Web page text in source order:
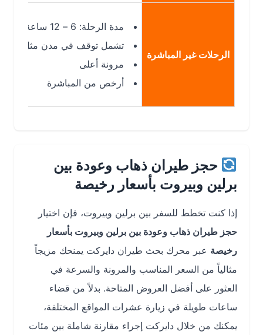
الرحلات غير المباشرة
مدة الرحلة: 6 – 12 ساعة
تشمل توقف في مدن مثل إسطنبول
مرونة أعلى
أرخص من المباشرة
حجز طيران ذهاب وعودة بين
برلين وبيروت بأسعار رخيصة
إذا كنت تخطط للسفر بين برلين وبيروت، فإن اختيار
حجز طيران ذهاب وعودة بين برلين وبيروت بأسعار
رخيصة عبر محرك بحث طيران دايركت يمنحك مزيجاً
مثالياً من السعر المناسب والمرونة والسرعة في
العثور على أفضل العروض المتاحة. بدلاً من قضاء
ساعات طويلة في زيارة عشرات المواقع المختلفة،
يمكنك من خلال دايركت إجراء مقارنة شاملة بين مئات